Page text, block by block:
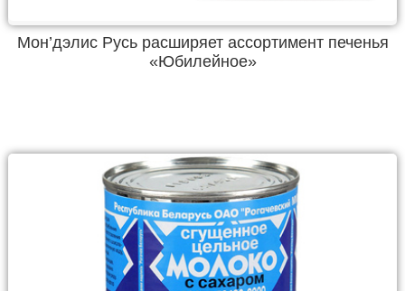
Мон’дэлис Русь расширяет ассортимент печенья
«Юбилейное»